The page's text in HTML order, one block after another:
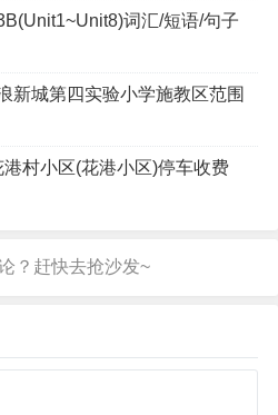
词汇/短语/句子
新城第四实验小学施教区范围
村小区(花港小区)停车收费